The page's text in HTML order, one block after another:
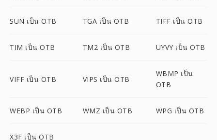
SUN เป็น OTB TGA เป็น OTB TIFF เป็น OTB
TIM เป็น OTB TM2 เป็น OTB UYVY เป็น OTB
VIFF เป็น OTB VIPS เป็น OTB
WBMP เป็น
OTB
WEBP เป็น OTB WMZ เป็น OTB WPG เป็น OTB
X3F เป็น OTB